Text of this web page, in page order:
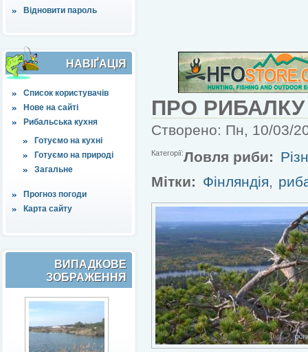
Відновити пароль
НАВІҐАЦІЯ
Список користувачів
Нове на сайті
Рибальська кухня
Готуємо на кухні
Готуємо на природі
Загальне
Прогноз погоди
Карта сайту
ВИПАДКОВЕ
ЗОБРАЖЕННЯ
ПРО РИБАЛКУ
Створено: Пн, 10/03/
Категорії:Ловля риби:
Мітки: Фінляндія,